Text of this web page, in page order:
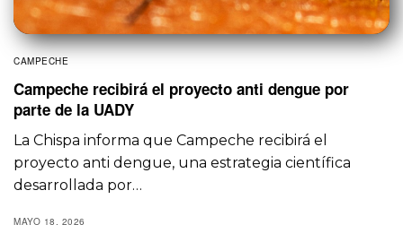
CAMPECHE
Campeche recibirá el proyecto anti dengue por
parte de la UADY
La Chispa informa que Campeche recibirá el
proyecto anti dengue, una estrategia científica
desarrollada por…
MAYO 18, 2026